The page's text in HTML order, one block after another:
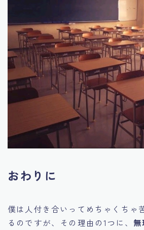
おわりに
僕は人付き合いってめちゃくちゃ
るのですが、その理由の1つに、 無